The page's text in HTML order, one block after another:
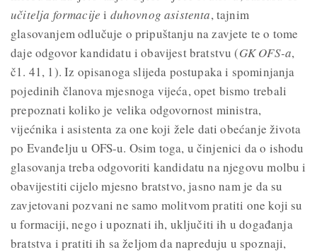
učitelja formacije i duhovnog asistenta, tajnim
glasovanjem odlučuje o pripuštanju na zavjete te o tome
daje odgovor kandidatu i obavijest bratstvu (GK OFS-a,
č1. 41, 1). Iz opisanoga slijeda postupaka i spominjanja
pojedinih članova mjesnoga vijeća, opet bismo trebali
prepoznati koliko je velika odgovornost ministra,
vijećnika i asistenta za one koji žele dati obećanje života
po Evanđelju u OFS-u. Osim toga, u činjenici da o ishodu
glasovanja treba odgovoriti kandidatu na njegovu molbu i
obavijestiti cijelo mjesno bratstvo, jasno nam je da su
zavjetovani pozvani ne samo molitvom pratiti one koji su
u formaciji, nego i upoznati ih, uključiti ih u događanja
bratstva i pratiti ih sa željom da napreduju u spoznaji,